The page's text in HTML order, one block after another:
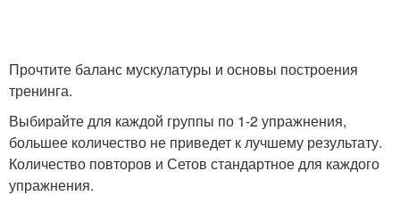
Прочтите баланс мускулатуры и основы построения
тренинга.
Выбирайте для каждой группы по 1-2 упражнения,
большее количество не приведет к лучшему результату.
Количество повторов и Сетов стандартное для каждого
упражнения.